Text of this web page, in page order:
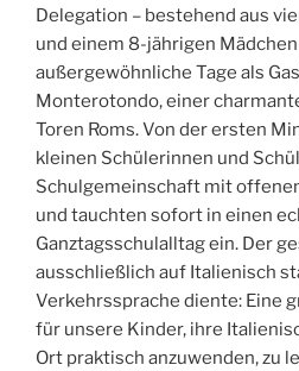
Delegation – bestehend aus
und einem 8-jährigen
außergewöhnliche Tage als
Monterotondo, einer
Toren Roms. Von der ersten
kleinen Schülerinnen und
Schulgemeinschaft mit
und tauchten sofort in einen
Ganztagsschulalltag ein. Der
ausschließlich auf Italienisch
Verkehrssprache diente: Eine
für unsere Kinder, ihre
Ort praktisch anzuwenden, zu